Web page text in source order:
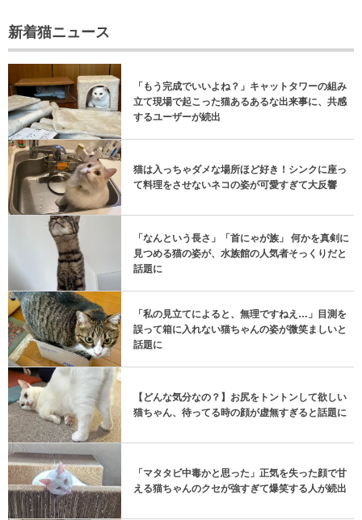
新着猫ニュース
「もう完成でいいよね？」キャットタワーの組み
立て現場で起こった猫あるあるな出来事に、共感
するユーザーが続出
猫は入っちゃダメな場所ほど好き！シンクに座っ
て料理をさせないネコの姿が可愛すぎて大反響
「なんという長さ」「首にゃが族」 何かを真剣に
見つめる猫の姿が、水族館の人気者そっくりだと
話題に
「私の見立てによると、無理ですねえ…」目測を
誤って箱に入れない猫ちゃんの姿が微笑ましいと
話題に
【どんな気分なの？】お尻をトントンして欲しい
猫ちゃん、待ってる時の顔が虚無すぎると話題に
「マタタビ中毒かと思った」正気を失った顔で甘
える猫ちゃんのクセが強すぎて爆笑する人が続出